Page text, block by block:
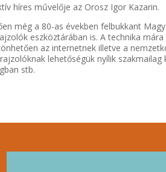
híres művelője az Orosz Igor Kazarin.
még a 80-as években felbukkant
eszköztárában is. A technika
az internetnek illetve a
lehetőségük nyílik szakmailag
stb.